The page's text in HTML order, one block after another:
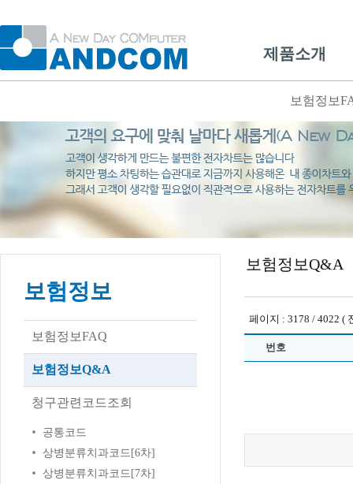
제품소개
보험정보
보험정보
보험정보FAQ
보험정보Q&A
청구관련코드조회
공통코드
상병분류치과코드[6차]
상병분류치과코드[7차]
보험정보Q&A
페이지 : 3178 / 4022 (
번호